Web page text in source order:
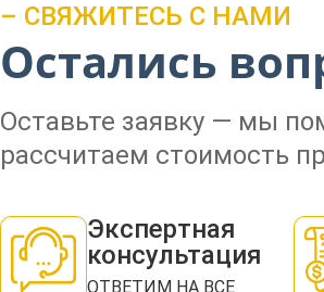
– СВЯЖИТЕСЬ С НАМИ
Остались
Оставьте заявку — мы
рассчитаем стоимость
Экспертная
консультация
ОТВЕТИМ НА ВСЕ